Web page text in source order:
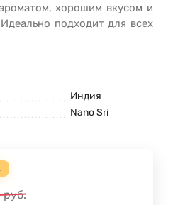
хорошим вкусом и
подходит для всех
Индия
Nano Sri
руб.